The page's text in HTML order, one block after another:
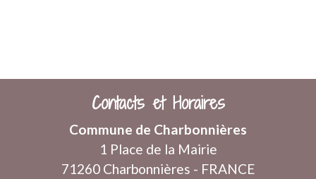
Contacts et Horaires
Commune de Charbonnières
1 Place de la Mairie
71260 Charbonnières - FRANCE